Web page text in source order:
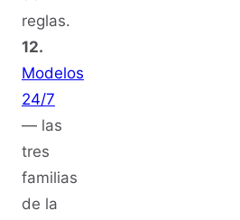
reglas.
12.
Modelos
24/7
— las
tres
familias
de la